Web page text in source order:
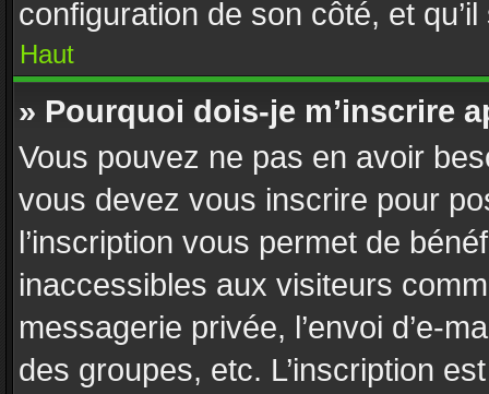
configuration de son côté, et
Haut
» Pourquoi dois-je m’inscrire
Vous pouvez ne pas en avoir
vous devez vous inscrire pour
l’inscription vous permet de
inaccessibles aux visiteurs
messagerie privée, l’envoi d’e-
des groupes, etc. L’inscription